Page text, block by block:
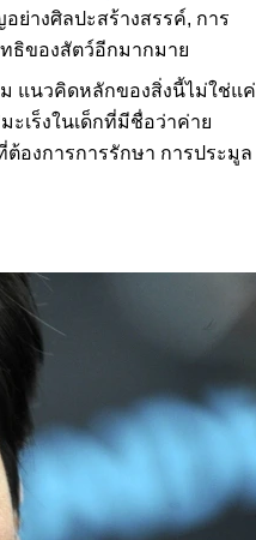
างศิลปะสร้างสรรค์, การ
ธิของสัตว์อีกมากมาย
แนวคิดหลักของสิ่งนี้ไม่ใช่แค่
ะเร็งในเด็กที่มีชื่อว่าค่าย
ต้องการการรักษา การประมูล